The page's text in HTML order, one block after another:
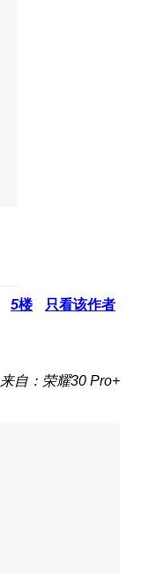
5楼 只看该作者
来自：荣耀30 Pro+